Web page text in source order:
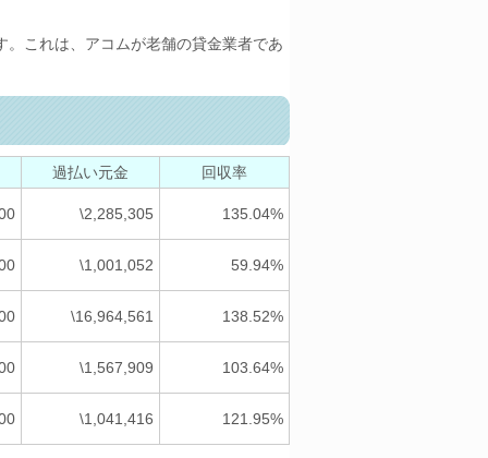
これは、アコムが老舗の貸金業者であ
過払い元金 回収率
\2,285,305 135.04%
\1,001,052 59.94%
\16,964,561 138.52%
\1,567,909 103.64%
\1,041,416 121.95%